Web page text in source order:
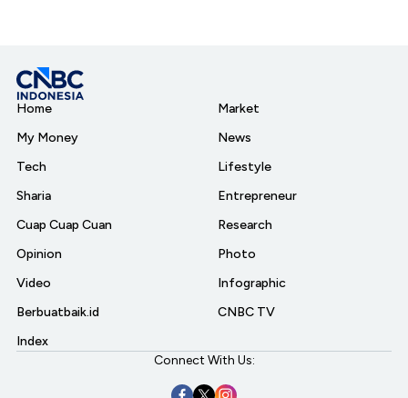
Home
My Money
Tech
Sharia
Cuap Cuap Cuan
Opinion
Video
Berbuatbaik.id
Index
Market
News
Lifestyle
Entrepreneur
Research
Photo
Infographic
CNBC TV
Connect With Us: